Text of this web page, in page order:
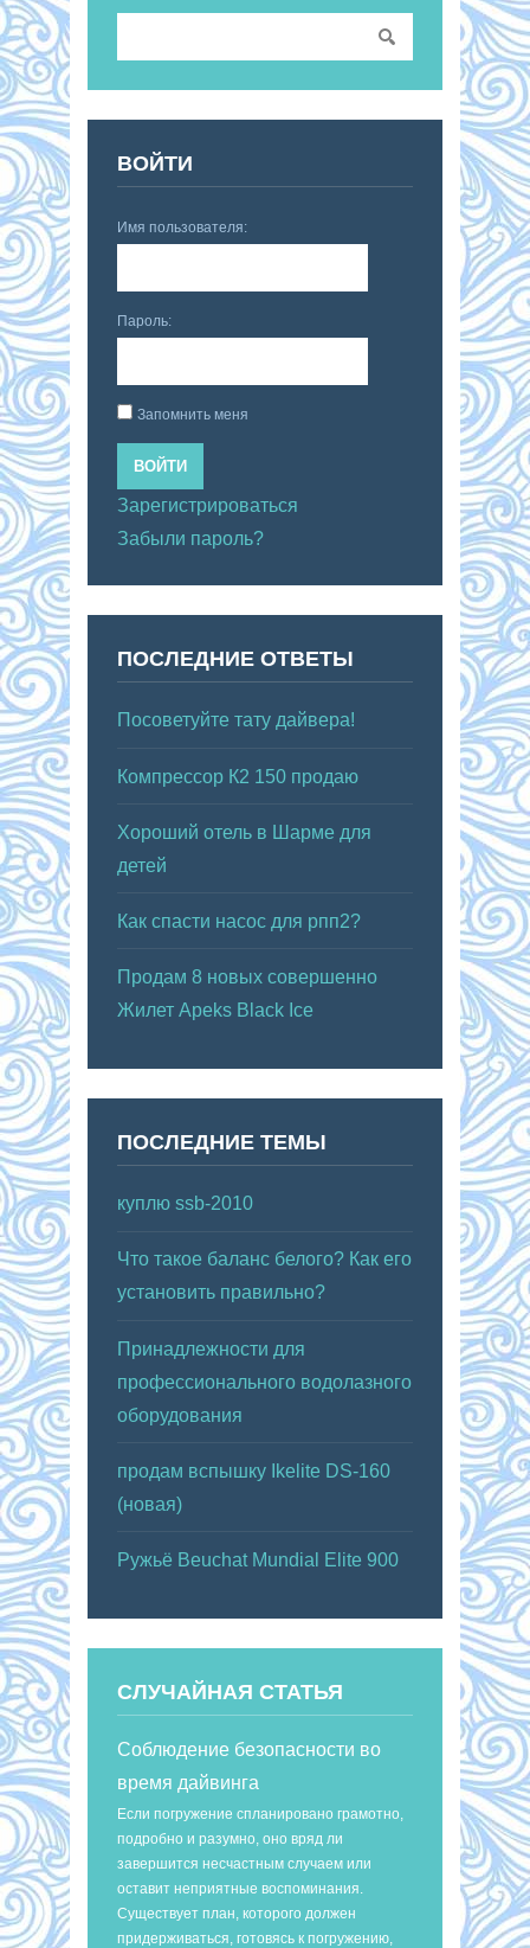
ВОЙТИ
Имя пользователя:
Пароль:
Запомнить меня
ВОЙТИ
Зарегистрироваться
Забыли пароль?
ПОСЛЕДНИЕ ОТВЕТЫ
Посоветуйте тату дайвера!
Компрессор К2 150 продаю
Хороший отель в Шарме для
детей
Как спасти насос для рпп2?
Продам 8 новых совершенно
Жилет Apeks Black Ice
ПОСЛЕДНИЕ ТЕМЫ
куплю ssb-2010
Что такое баланс белого? Как его
установить правильно?
Принадлежности для
профессионального водолазного
оборудования
продам вспышку Ikelite DS-160
(новая)
Ружьё Beuchat Mundial Elite 900
СЛУЧАЙНАЯ СТАТЬЯ
Соблюдение безопасности во
время дайвинга
Если погружение спланировано грамотно,
подробно и разумно, оно вряд ли
завершится несчастным случаем или
оставит неприятные воспоминания.
Существует план, которого должен
придерживаться, готовясь к погружению,